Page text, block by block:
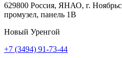
629800 Россия, ЯНАО, г.
промузел, панель 1В
Новый Уренгой
+7 (3494) 91-73-44